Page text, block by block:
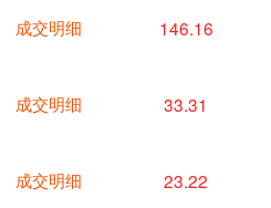
成交明细 146.16
成交明细 33.31
成交明细 23.22